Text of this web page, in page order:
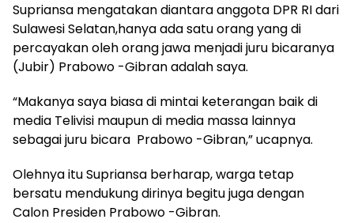
Supriansa mengatakan diantara anggota DPR RI dari
Sulawesi Selatan,hanya ada satu orang yang di
percayakan oleh orang jawa menjadi juru bicaranya
(Jubir) Prabowo -Gibran adalah saya.
“Makanya saya biasa di mintai keterangan baik di
media Telivisi maupun di media massa lainnya
sebagai juru bicara Prabowo -Gibran,” ucapnya.
Olehnya itu Supriansa berharap, warga tetap
bersatu mendukung dirinya begitu juga dengan
Calon Presiden Prabowo -Gibran.